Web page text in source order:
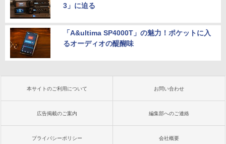
3」に迫る
「A&ultima SP4000T」の魅力！ポケットに入
るオーディオの醍醐味
本サイトのご利用について お問い合わせ
広告掲載のご案内 編集部へのご連絡
プライバシーポリシー 会社概要